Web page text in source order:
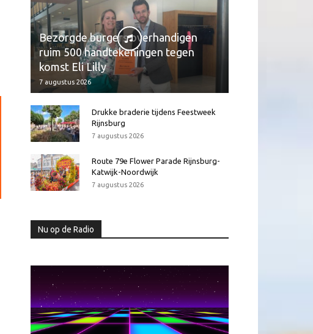
Bezorgde burgers overhandigen
ruim 500 handtekeningen tegen
komst Eli Lilly
7 augustus 2026
Drukke braderie tijdens Feestweek
Rijnsburg
7 augustus 2026
Route 79e Flower Parade Rijnsburg-
Katwijk-Noordwijk
7 augustus 2026
Nu op de Radio